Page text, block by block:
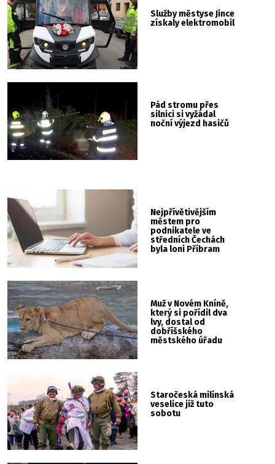
Služby městyse Jince
získaly elektromobil
Pád stromu přes
silnici si vyžádal
noční výjezd hasičů
Nejpřívětivějším
městem pro
podnikatele ve
středních Čechách
byla loni Příbram
Muž v Novém Kníně,
který si pořídil dva
lvy, dostal od
dobříšského
městského úřadu
Staročeská milínská
veselice již tuto
sobotu